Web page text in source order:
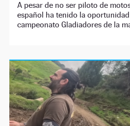
A pesar de no ser piloto de
español ha tenido la
campeonato Gladiadores de la